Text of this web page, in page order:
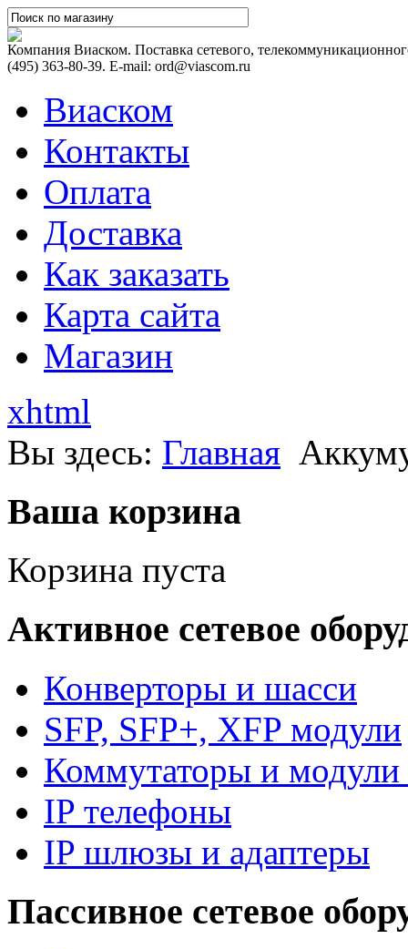
Компания Виаском. Поставка сетевого,
(495) 363-80-39. E-mail: ord@viascom.ru
Виаском
Контакты
Оплата
Доставка
Как заказать
Карта сайта
Магазин
xhtml
Вы здесь: Главная
Ваша корзина
Корзина пуста
Активное сетевое
Конверторы и шасси
SFP, SFP+, XFP модули
Коммутаторы и модули
IP телефоны
IP шлюзы и адаптеры
Пассивное сетевое